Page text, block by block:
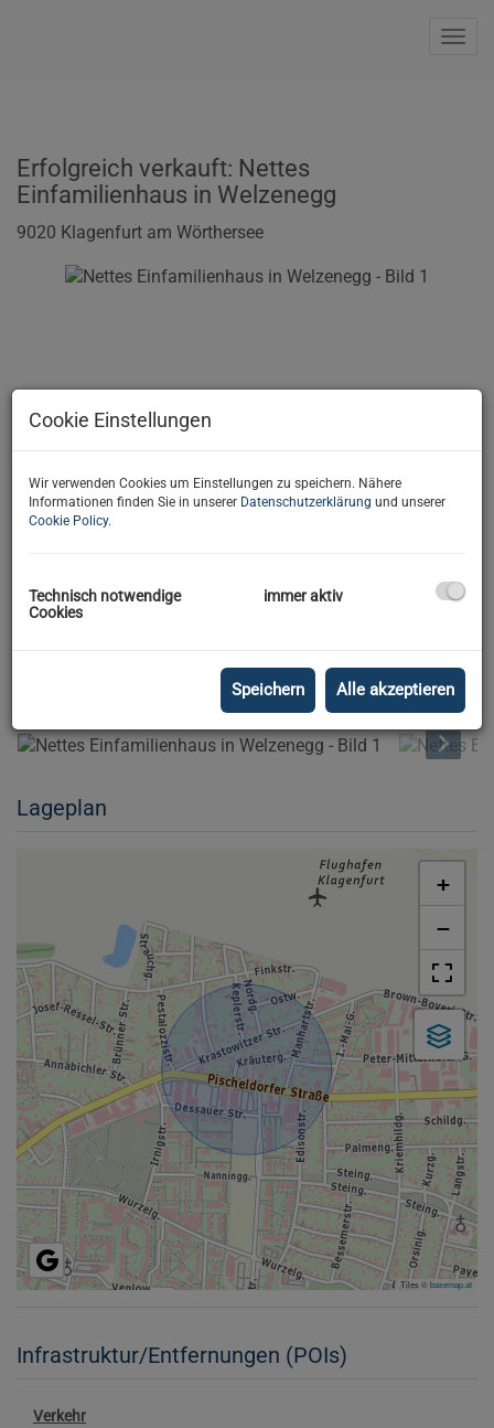
Erfolgreich verkauft: Nettes
Einfamilienhaus in Welzenegg
9020 Klagenfurt am Wörthersee
Lageplan
+
−
Tiles ©basemap.at
Infrastruktur/Entfernungen (POIs)
Verkehr
Cookie Einstellungen
Wir verwenden Cookies um Einstellungen zu speichern. Nähere
Informationen finden Sie in unserer Datenschutzerklärung und unserer
Cookie Policy.
Technisch notwendige
Cookies
immer aktiv
Speichern Alle akzeptieren